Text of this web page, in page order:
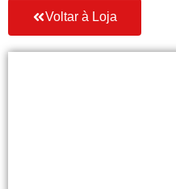
Voltar à Loja